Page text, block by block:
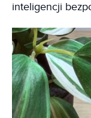
inteligencji